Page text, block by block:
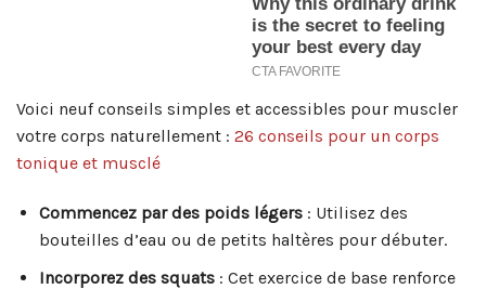
Voici neuf conseils simples et accessibles pour muscler
votre corps naturellement : 26 conseils pour un corps
tonique et musclé
Commencez par des poids légers: Utilisez des
bouteilles d’eau ou de petits haltères pour débuter.
Incorporez des squats: Cet exercice de base renforce